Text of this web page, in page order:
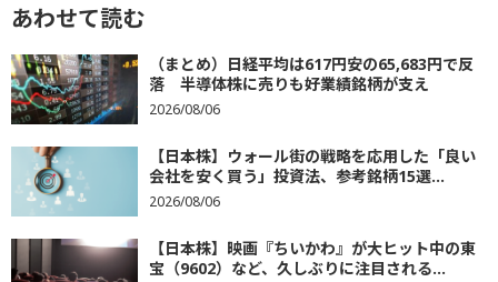
あわせて読む
（まとめ）日経平均は617円安の65,683円で反
落 半導体株に売りも好業績銘柄が支え
2026/08/06
【日本株】ウォール街の戦略を応用した「良い
会社を安く買う」投資法、参考銘柄15選...
2026/08/06
【日本株】映画『ちいかわ』が大ヒット中の東
宝（9602）など、久しぶりに注目される...